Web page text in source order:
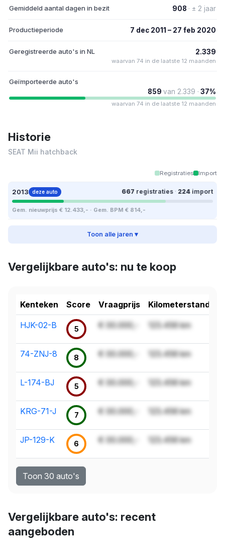
Gemiddeld aantal dagen in bezit 908 · ± 2 jaar
Productieperiode 7 dec 2011 – 27 feb 2020
Geregistreerde auto's in NL 2.339
waarvan 74 in de laatste 12 maanden
Geïmporteerde auto's
859 van 2.339 · 37%
waarvan 74 in de laatste 12 maanden
Historie
SEAT Mii hatchback
Registraties Import
2013 deze auto 667 registraties · 224 import
Gem. nieuwprijs € 12.433,- · Gem. BPM € 814,-
Toon alle jaren ▾
Vergelijkbare auto's: nu te koop
Kenteken Score Vraagprijs Kilometerstand
HJK-02-B 5 € 00.000,- 123.456 km
74-ZNJ-8 8 € 00.000,- 123.456 km
L-174-BJ 5 € 00.000,- 123.456 km
KRG-71-J 7 € 00.000,- 123.456 km
JP-129-K 6 € 00.000,- 123.456 km
Toon 30 auto's
Vergelijkbare auto's: recent
aangeboden